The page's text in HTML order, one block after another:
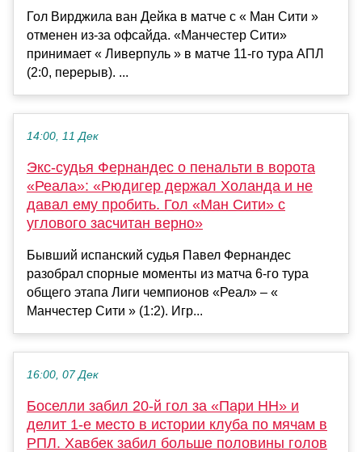
Гол Вирджила ван Дейка в матче с « Ман Сити »
отменен из-за офсайда. «Манчестер Сити»
принимает « Ливерпуль » в матче 11-го тура АПЛ
(2:0, перерыв). ...
14:00, 11 Дек
Экс-судья Фернандес о пенальти в ворота
«Реала»: «Рюдигер держал Холанда и не
давал ему пробить. Гол «Ман Сити» с
углового засчитан верно»
Бывший испанский судья Павел Фернандес
разобрал спорные моменты из матча 6-го тура
общего этапа Лиги чемпионов «Реал» – «
Манчестер Сити » (1:2). Игр...
16:00, 07 Дек
Боселли забил 20-й гол за «Пари НН» и
делит 1-е место в истории клуба по мячам в
РПЛ. Хавбек забил больше половины голов